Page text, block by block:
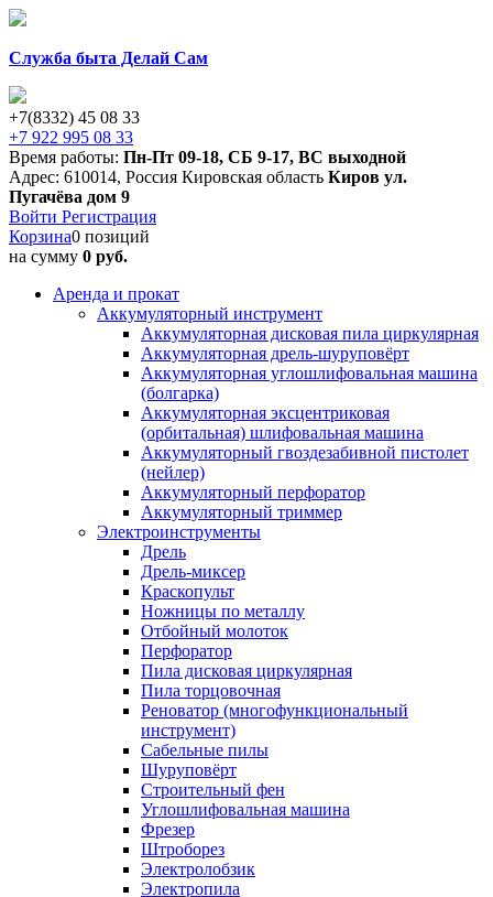
Служба быта Делай Сам
+7(8332) 45 08 33
+7 922 995 08 33
Время работы: Пн-Пт 09-18, СБ 9-17, ВС выходной
Адрес: 610014, Россия Кировская область Киров ул.
Пугачёва дом 9
Войти Регистрация
Корзина0 позиций
на сумму 0 руб.
Аренда и прокат
Аккумуляторный инструмент
Аккумуляторная дисковая пила циркулярная
Аккумуляторная дрель-шуруповёрт
Аккумуляторная углошлифовальная машина
(болгарка)
Аккумуляторная эксцентриковая
(орбитальная) шлифовальная машина
Аккумуляторный гвоздезабивной пистолет
(нейлер)
Аккумуляторный перфоратор
Аккумуляторный триммер
Электроинструменты
Дрель
Дрель-миксер
Краскопульт
Ножницы по металлу
Отбойный молоток
Перфоратор
Пила дисковая циркулярная
Пила торцовочная
Реноватор (многофункциональный
инструмент)
Сабельные пилы
Шуруповёрт
Строительный фен
Углошлифовальная машина
Фрезер
Штроборез
Электролобзик
Электропила